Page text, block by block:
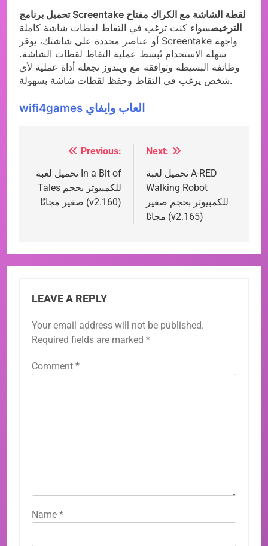
تحميل برنامج Screentake لقطة الشاشة مع الكراك مفتاح
الترخيصسواء كنت ترغب في التقاط لقطات شاشة كاملة
أو عناصر محددة على شاشتك، يوفر Screentake واجهة
سهلة الاستخدام تُبسط عملية التقاط لقطات الشاشة.
وظائفه البسيطة وتوافقه مع ويندوز تجعله أداة عملية لأي
شخص يرغب في التقاط وحفظ لقطات شاشة بسهولة.
wifi4games العاب وايفاي
navigation
Previous:
تحميل لعبة In a Bit of
Tales للكمبيوتر بحجم
صغير مجانًا (v2.160)
Next:
تحميل لعبة A-RED
Walking Robot
للكمبيوتر بحجم صغير
مجانًا (v2.165)
LEAVE A REPLY
Your email address will not be published.
Required fields are marked *
Comment *
Name *